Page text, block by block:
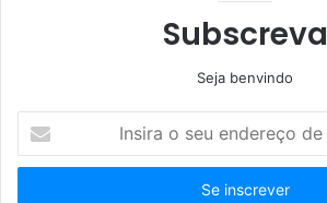
Subscreva
Seja benvindo
seu